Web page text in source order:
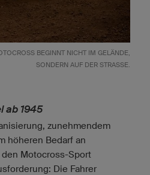
BEGINNT NICHT IM GELÄNDE,
SONDERN AUF DER STRASSE.
ab 1945
zunehmendem
höheren Bedarf an
Motocross-Sport
Die Fahrer